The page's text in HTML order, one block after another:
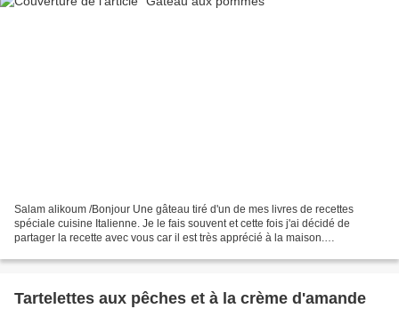
Salam alikoum /Bonjour Une gâteau tiré d'un de mes livres de recettes
spéciale cuisine Italienne. Je le fais souvent et cette fois j'ai décidé de
partager la recette avec vous car il est très apprécié à la maison.
Tartelettes aux pêches et à la crème d'amande